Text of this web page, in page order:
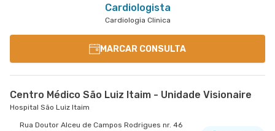
Cardiologista
Cardiologia Clinica
MARCAR CONSULTA
Centro Médico São Luiz Itaim - Unidade Visionaire
Hospital São Luiz Itaim
Rua Doutor Alceu de Campos Rodrigues nr. 46